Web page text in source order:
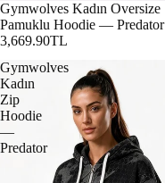
Gymwolves Kadın Oversize
Pamuklu Hoodie — Predator
3,669.90TL
Gymwolves
Kadın
Zip
Hoodie
—
Predator